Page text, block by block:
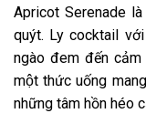
Apricot Serenade
quýt. Ly cocktail
ngào đem đến
một thức uống
những tâm hồn héo